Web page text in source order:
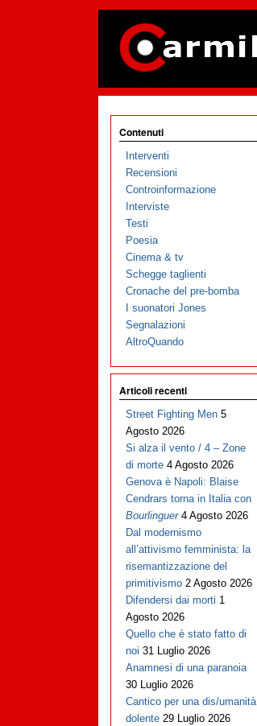
Contenuti
Interventi
Recensioni
Controinformazione
Interviste
Testi
Poesia
Cinema & tv
Schegge taglienti
Cronache del pre-bomba
I suonatori Jones
Segnalazioni
AltroQuando
Articoli recenti
Street Fighting Men 5
Agosto 2026
Si alza il vento / 4 – Zone
di morte 4 Agosto 2026
Genova è Napoli: Blaise
Cendrars torna in Italia con
Bourlinguer 4 Agosto 2026
Dal modernismo
all’attivismo femminista: la
risemantizzazione del
primitivismo 2 Agosto 2026
Difendersi dai morti 1
Agosto 2026
Quello che è stato fatto di
noi 31 Luglio 2026
Anamnesi di una paranoia
30 Luglio 2026
Cantico per una dis/umanità
dolente 29 Luglio 2026